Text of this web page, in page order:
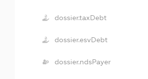
dossier.taxDebt
dossier.esvDebt
dossier.ndsPayer